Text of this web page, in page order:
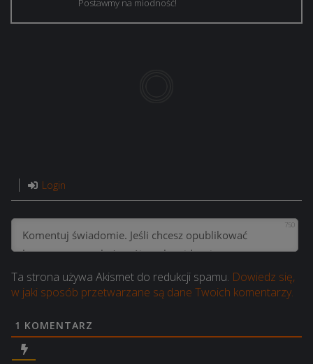
Postawmy na miodność!
Login
750
Ta strona używa Akismet do redukcji spamu. Dowiedz się,
w jaki sposób przetwarzane są dane Twoich komentarzy.
1 KOMENTARZ